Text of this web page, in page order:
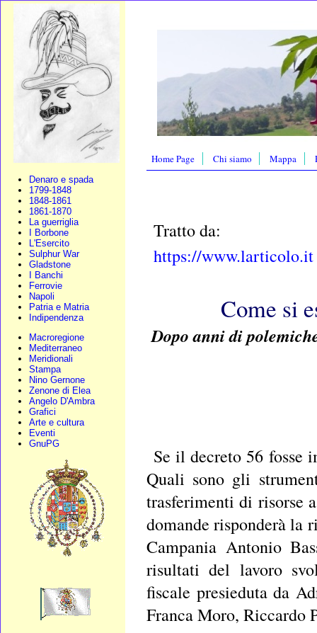
Denaro e spada
1799-1848
1848-1861
1861-1870
La guerriglia
I Borbone
L'Esercito
Sulphur War
Gladstone
I Banchi
Ferrovie
Napoli
Patria e Matria
Indipendenza
Macroregione
Mediterraneo
Meridionali
Stampa
Nino Gernone
Zenone di Elea
Angelo D'Ambra
Grafici
Arte e cultura
Eventi
GnuPG
Home Page Chi siamo Mappa
Tratto da:
https://www.larticolo.it
Come si
Dopo anni di
Se il decreto 56 fosse
Quali sono gli
trasferimenti di risorse
domande risponderà la
Campania Antonio
risultati del lavoro
fiscale presieduta da
Franca Moro, Riccardo